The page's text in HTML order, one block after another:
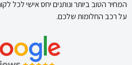
המחיר הטוב ביותר ונותנים יחס אישי לכל
על רכב החלומות שלכם.